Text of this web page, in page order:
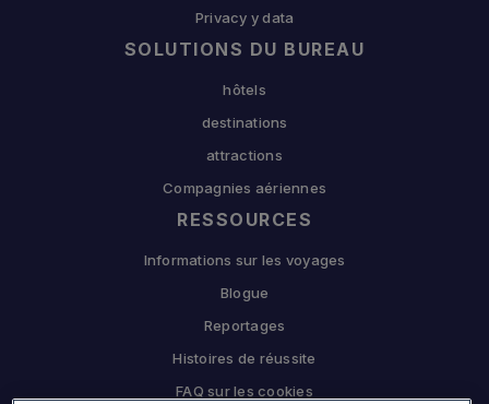
Privacy y data
SOLUTIONS DU BUREAU
hôtels
destinations
attractions
Compagnies aériennes
RESSOURCES
Informations sur les voyages
Blogue
Reportages
Histoires de réussite
FAQ sur les cookies